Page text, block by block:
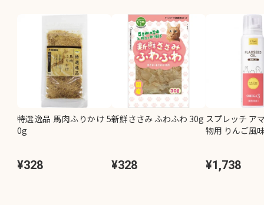
特選逸品 馬肉ふりかけ 5
0g
¥328
新鮮ささみ ふわふわ 30g
¥328
スプレッチ ア
物用 りんご風
¥1,738